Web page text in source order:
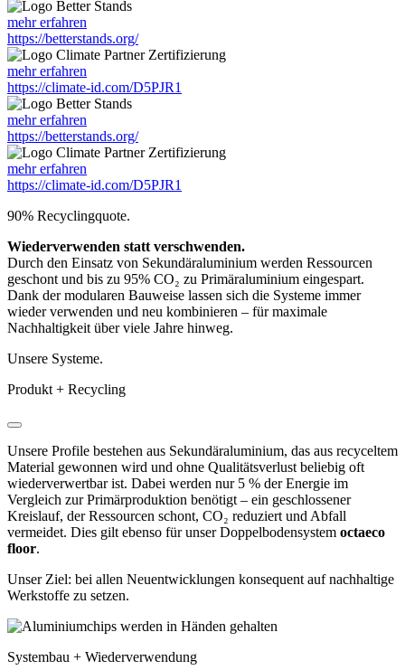
mehr erfahren
https://betterstands.org/
mehr erfahren
https://climate-id.com/D5PJR1
mehr erfahren
https://betterstands.org/
mehr erfahren
https://climate-id.com/D5PJR1
90% Recyclingquote.
Wiederverwenden statt verschwenden.
Durch den Einsatz von Sekundäraluminium werden Ressourcen
geschont und bis zu 95% CO₂ zu Primäraluminium eingespart.
Dank der modularen Bauweise lassen sich die Systeme immer
wieder verwenden und neu kombinieren – für maximale
Nachhaltigkeit über viele Jahre hinweg.
Unsere Systeme.
Produkt + Recycling
Unsere Profile bestehen aus Sekundäraluminium, das aus recyceltem
Material gewonnen wird und ohne Qualitätsverlust beliebig oft
wiederverwertbar ist. Dabei werden nur 5 % der Energie im
Vergleich zur Primärproduktion benötigt – ein geschlossener
Kreislauf, der Ressourcen schont, CO₂ reduziert und Abfall
vermeidet. Dies gilt ebenso für unser Doppelbodensystem octaeco
floor.
Unser Ziel: bei allen Neuentwicklungen konsequent auf nachhaltige
Werkstoffe zu setzen.
Systembau + Wiederverwendung